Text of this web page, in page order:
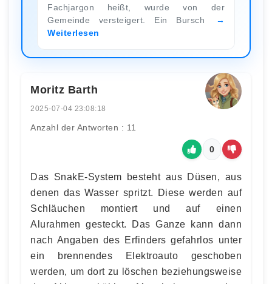
Fachjargon heißt, wurde von der
Gemeinde versteigert. Ein Bursch
Weiterlesen
Moritz Barth
2025-07-04 23:08:18
Anzahl der Antworten : 11
0
Das SnakE-System besteht aus Düsen, aus
denen das Wasser spritzt. Diese werden auf
Schläuchen montiert und auf einen
Alurahmen gesteckt. Das Ganze kann dann
nach Angaben des Erfinders gefahrlos unter
ein brennendes Elektroauto geschoben
werden, um dort zu löschen beziehungsweise